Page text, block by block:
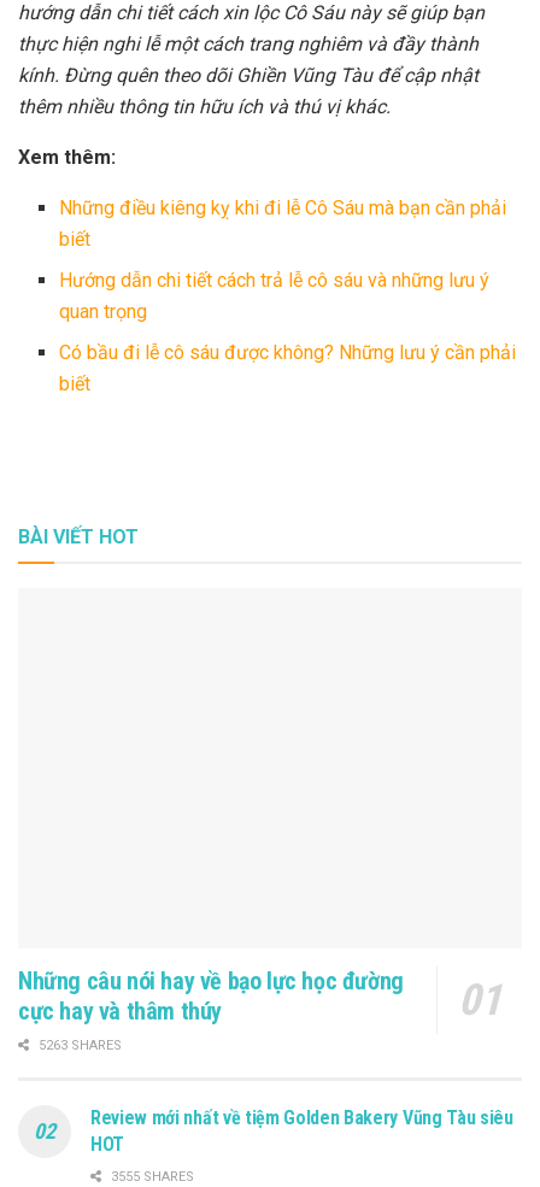
hướng dẫn chi tiết cách xin lộc Cô Sáu này sẽ giúp bạn
thực hiện nghi lễ một cách trang nghiêm và đầy thành
kính. Đừng quên theo dõi Ghiền Vũng Tàu để cập nhật
thêm nhiều thông tin hữu ích và thú vị khác.
Xem thêm:
Những điều kiêng kỵ khi đi lễ Cô Sáu mà bạn cần phải
biết
Hướng dẫn chi tiết cách trả lễ cô sáu và những lưu ý
quan trọng
Có bầu đi lễ cô sáu được không? Những lưu ý cần phải
biết
BÀI VIẾT HOT
Những câu nói hay về bạo lực học đường
cực hay và thâm thúy
5263 SHARES
Review mới nhất về tiệm Golden Bakery Vũng Tàu siêu
HOT
3555 SHARES